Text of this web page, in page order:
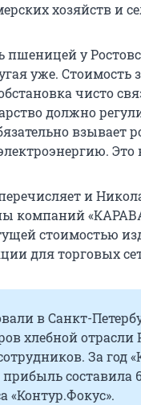
хозяйств и
пшеницей у
уже. Стоимость
чисто
должно
взывает
и
компаний
стоимостью
для торговых
в Санкт-
хлебной отрасли
За год
прибыль составила
«Контур.Фокус».